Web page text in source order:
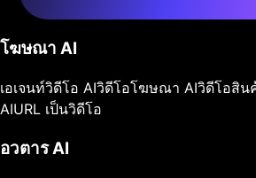
โฆษณา AI
เอเจนท์วิดีโอ AIวิดีโอโฆษณา AIวิดีโอสิน
AIURL เป็นวิดีโอ
อวตาร AI